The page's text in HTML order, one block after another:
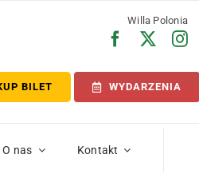
Willa Polonia
BILET WYDARZENIA
O nas Kontakt